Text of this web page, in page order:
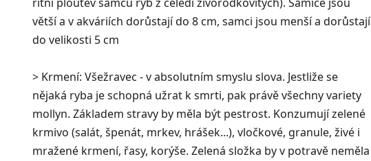
řitní ploutev samců ryb z čeledi živorodkovitých). Samice jsou
větší a v akváriích dorůstají do 8 cm, samci jsou menší a dorůstají
do velikosti 5 cm
> Krmení: Všežravec - v absolutním smyslu slova. Jestliže se
nějaká ryba je schopná užrat k smrti, pak právě všechny variety
mollyn. Základem stravy by měla být pestrost. Konzumují zelené
krmivo (salát, špenát, mrkev, hrášek...), vločkové, granule, živé i
mražené krmení, řasy, korýše. Zelená složka by v potravě neměla